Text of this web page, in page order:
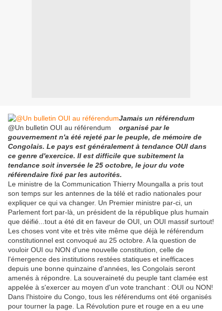
@Un bulletin OUI au référendum
Jamais un référendum
organisé par le
gouvernement n'a été rejeté par le peuple, de mémoire de
Congolais. Le pays est généralement à tendance OUI dans
ce genre d'exercice. Il est difficile que subitement la
tendance soit inversée le 25 octobre, le jour du vote
référendaire fixé par les autorités.
Le ministre de la Communication Thierry Moungalla a pris tout
son temps sur les antennes de la télé et radio nationales pour
expliquer ce qui va changer. Un Premier ministre par-ci, un
Parlement fort par-là, un président de la république plus humain
que déifié...tout a été dit en faveur de OUI, un OUI massif surtout!
Les choses vont vite et très vite même que déjà le référendum
constitutionnel est convoqué au 25 octobre. A la question de
vouloir OUI ou NON d'une nouvelle constitution, celle de
l'émergence des institutions restées statiques et inefficaces
depuis une bonne quinzaine d'années, les Congolais seront
amenés à répondre. La souveraineté du peuple tant clamée est
appelée à s'exercer au moyen d'un vote tranchant : OUI ou NON!
Dans l'histoire du Congo, tous les référendums ont été organisés
pour tourner la page. La Révolution pure et rouge en a eu une